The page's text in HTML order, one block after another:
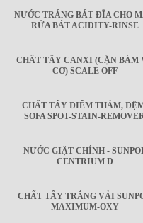
NƯỚC TRÁNG BÁT ĐĨA CHO
RỬA BÁT ACIDITY-RINSE
CHẤT TẨY CANXI (CẶN BÁM
CƠ) SCALE OFF
CHẤT TẨY ĐIỂM THẢM,
SOFA SPOT-STAIN-
NƯỚC GIẶT CHÍNH -
CENTRIUM D
CHẤT TẨY TRẮNG VẢI
MAXIMUM-OXY